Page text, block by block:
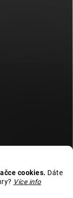
cookies. Dáte
Více info